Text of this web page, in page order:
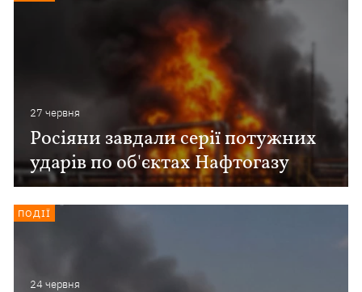
27 червня
Росіяни завдали серії потужних
ударів по об'єктах Нафтогазу
24 червня
ПОДІЇ